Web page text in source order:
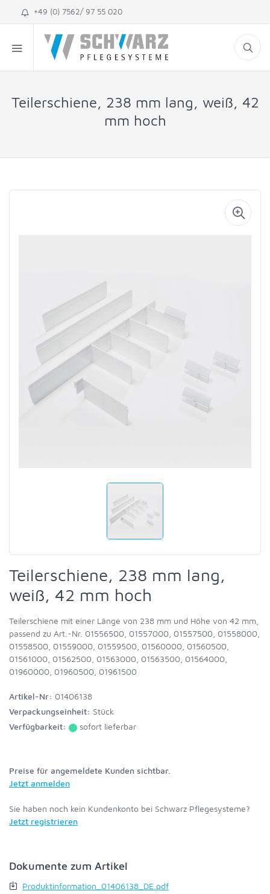
+49 (0) 7562/ 97 55 020
Teilerschiene, 238 mm lang, weiß, 42
mm hoch
Teilerschiene, 238 mm lang,
weiß, 42 mm hoch
Teilerschiene mit einer Länge von 238 mm und Höhe von 42 mm,
passend zu Art.-Nr. 01556500, 01557000, 01557500, 01558000,
01558500, 01559000, 01559500, 01560000, 01560500,
01561000, 01562500, 01563000, 01563500, 01564000,
01960000, 01960500, 01961500
Artikel-Nr: 01406138
Verpackungseinheit: Stück
Verfügbarkeit:
sofort lieferbar
Preise für angemeldete Kunden sichtbar.
Jetzt anmelden
Sie haben noch kein Kundenkonto bei Schwarz Pflegesysteme?
Jetzt registrieren
Dokumente zum Artikel
Produktinformation_01406138_DE.pdf